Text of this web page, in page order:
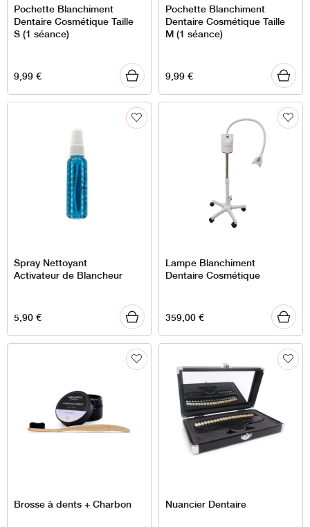
Pochette Blanchiment
Dentaire Cosmétique Taille
S (1 séance)
9,99€
Pochette Blanchiment
Dentaire Cosmétique Taille
M (1 séance)
9,99€
Spray Nettoyant
Activateur de Blancheur
5,90€
Lampe Blanchiment
Dentaire Cosmétique
359,00€
Brosse à dents + Charbon Nuancier Dentaire